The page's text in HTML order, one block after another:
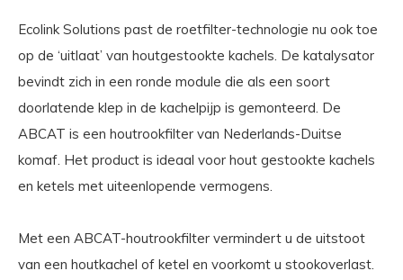
Ecolink Solutions past de roetfilter-technologie nu ook toe
op de ‘uitlaat’ van houtgestookte kachels. De katalysator
bevindt zich in een ronde module die als een soort
doorlatende klep in de kachelpijp is gemonteerd. De
ABCAT is een houtrookfilter van Nederlands-Duitse
komaf. Het product is ideaal voor hout gestookte kachels
en ketels met uiteenlopende vermogens.
Met een ABCAT-houtrookfilter vermindert u de uitstoot
van een houtkachel of ketel en voorkomt u stookoverlast.